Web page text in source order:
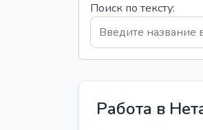
Поиск по тексту:
Работа в